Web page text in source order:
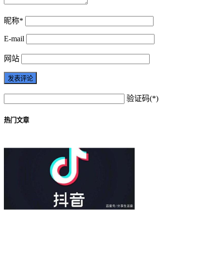
昵称*
E-mail
网站
验证码(*)
热门文章